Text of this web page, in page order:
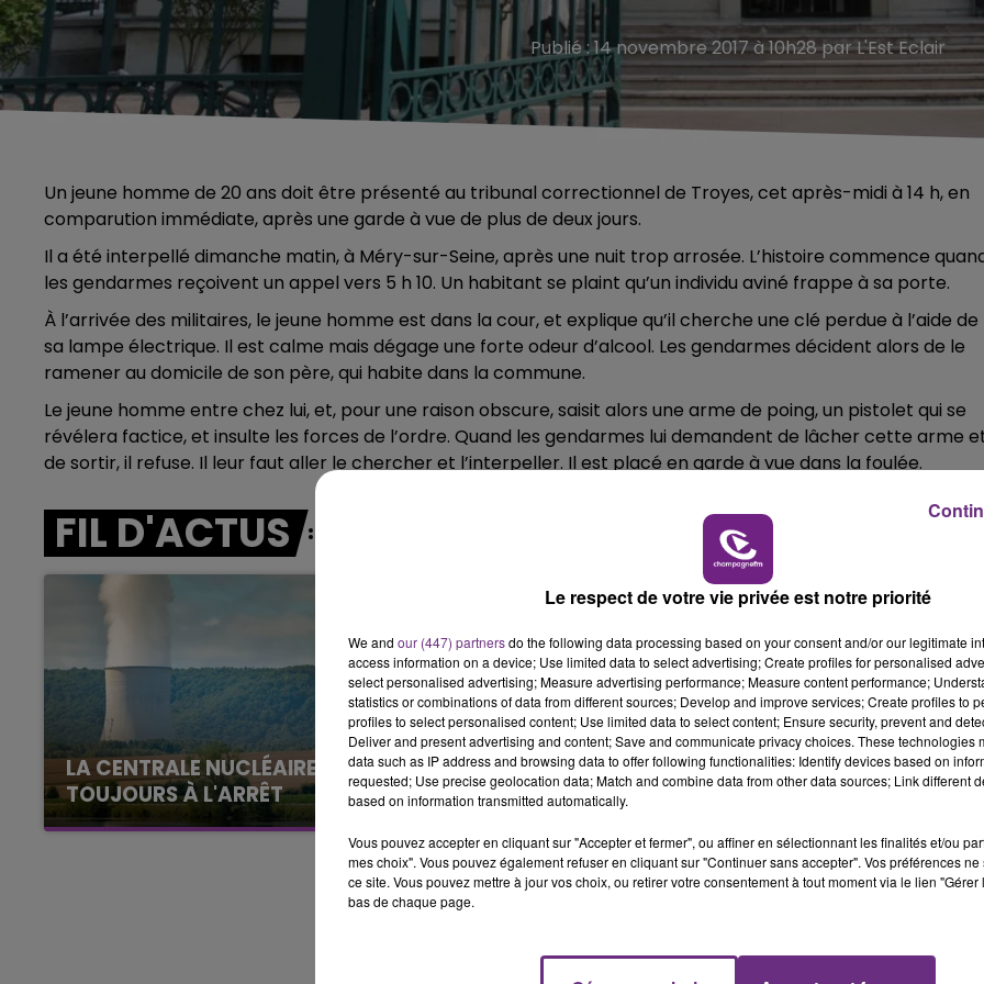
7h00 - 11h00
BEST OF LE WEEK-END CHAMPAGNE FM
Publié : 14 novembre 2017 à 10h28 par L'Est Eclair
Un jeune homme de 20 ans doit être présenté au tribunal correctionnel de Troyes, cet après-midi à 14 h, en
comparution immédiate, après une garde à vue de plus de deux jours.
Il a été interpellé dimanche matin, à Méry-sur-Seine, après une nuit trop arrosée. L’histoire commence
les gendarmes reçoivent un appel vers 5 h 10. Un habitant se plaint qu’un individu aviné frappe à sa porte.
À l’arrivée des militaires, le jeune homme est dans la cour, et explique qu’il cherche une clé perdue à l’aide de
sa lampe électrique. Il est calme mais dégage une forte odeur d’alcool. Les gendarmes décident alors de le
ramener au domicile de son père, qui habite dans la commune.
Le jeune homme entre chez lui, et, pour une raison obscure, saisit alors une arme de poing, un pistolet qui se
révélera factice, et insulte les forces de l’ordre. Quand les gendarmes lui demandent de lâcher cette arme
de sortir, il refuse. Il leur faut aller le chercher et l’interpeller. Il est placé en garde à vue dans la foulée.
FIL D'ACTUS
LA CENTRALE NUCLÉAIRE DE CHOOZ
TOUJOURS À L'ARRÊT
Cela fait déjà une semaine que la centrale
nucléaire ardennaise est à l'arrêt. Une situation
justifiée par la sécheresse intense qui est
LE MAGASIN JOUÉCLUB DE REIMS FERME
SES PORTES
rémois. Le magasin JouéClub est contraint de
fermer ses portes.
Le respect de votre vie privée est notre priorité
We and our (447) partnersdo the following data processing based on your consent and/or our legitimate
access information on a device; Use limited data to select advertising; Create profiles for personalised
select personalised advertising; Measure advertising performance; Measure content performance;
statistics or combinations of data from different sources; Develop and improve services; Create profiles to
profiles to select personalised content; Use limited data to select content; Ensure security, prevent and
Deliver and present advertising and content; Save and communicate privacy choices. These technologies
data such as IP address and browsing data to offer following functionalities: Identify devices based on
requested; Use precise geolocation data; Match and combine data from other data sources; Link different
based on information transmitted automatically.
Vous pouvez accepter en cliquant sur "Accepter et fermer", ou affiner en sélectionnant les finalités et/ou
mes choix". Vous pouvez également refuser en cliquant sur "Continuer sans accepter". Vos préférences
ce site. Vous pouvez mettre à jour vos choix, ou retirer votre consentement à tout moment via le lien
bas de chaque page.